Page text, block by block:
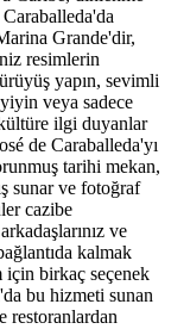
Grande'dir,
resimlerin
yapın, sevimli
veya sadece
ilgi duyanlar
de Caraballeda'yı
tarihi mekan,
sunar ve fotoğraf
cazibe
ve
kalmak
için birkaç seçenek
bu hizmeti sunan
restoranlardan